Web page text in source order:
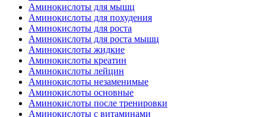
Аминокислоты для мышц
Аминокислоты для похудения
Аминокислоты для роста
Аминокислоты для роста мышц
Аминокислоты жидкие
Аминокислоты креатин
Аминокислоты лейцин
Аминокислоты незаменимые
Аминокислоты основные
Аминокислоты после тренировки
Аминокислоты с витаминами